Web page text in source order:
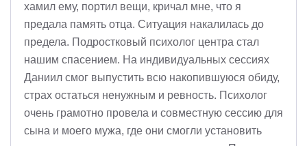
хамил ему, портил вещи, кричал мне, что я
предала память отца. Ситуация накалилась до
предела. Подростковый психолог центра стал
нашим спасением. На индивидуальных сессиях
Даниил смог выпустить всю накопившуюся обиду,
страх остаться ненужным и ревность. Психолог
очень грамотно провела и совместную сессию для
сына и моего мужа, где они смогли установить